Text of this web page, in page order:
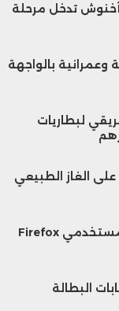
أخنوش تدخل مرحلة
وعمرانية بالواجهة
لبطاريات
الغاز الطبيعي
تحذير أمني في المغرب من ثغرة تهدد مستخدمي Firefox
حسابات البطالة